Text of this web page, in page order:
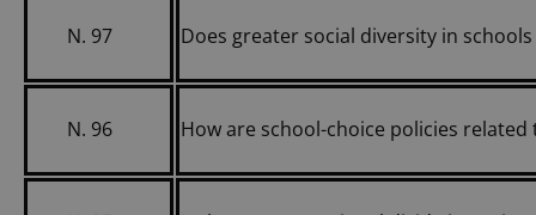
N. 97 Does greater social diversity in
N. 96 How are school-choice policies